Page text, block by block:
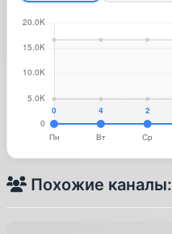
Похожие каналы: